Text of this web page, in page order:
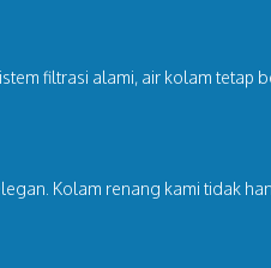
filtrasi alami, air kolam tetap
Kolam renang kami tidak